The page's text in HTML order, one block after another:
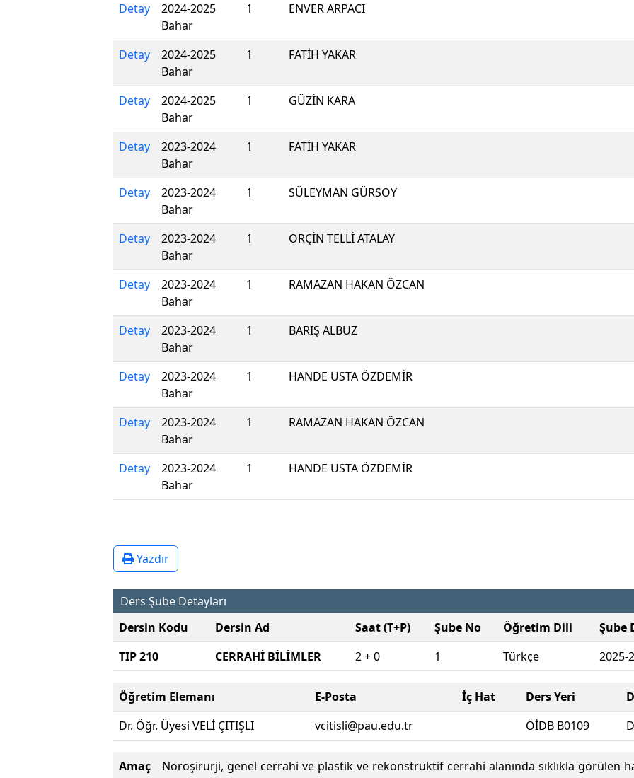
Detay
2024-2025
Bahar
1 ENVER ARPACI
Detay
2024-2025
Bahar
1 FATİH YAKAR
Detay
2024-2025
Bahar
1 GÜZİN KARA
Detay
2023-2024
Bahar
1 FATİH YAKAR
Detay
2023-2024
Bahar
1 SÜLEYMAN GÜRSOY
Detay
2023-2024
Bahar
1 ORÇİN TELLİ ATALAY
Detay
2023-2024
Bahar
1 RAMAZAN HAKAN ÖZCAN
Detay
2023-2024
Bahar
1 BARIŞ ALBUZ
Detay
2023-2024
Bahar
1 HANDE USTA ÖZDEMİR
Detay
2023-2024
Bahar
1 RAMAZAN HAKAN ÖZCAN
Detay
2023-2024
Bahar
1 HANDE USTA ÖZDEMİR
Yazdır
Ders Şube Detayları
Dersin Kodu
Dersin Ad Saat (T+P) Şube No Öğretim Dili Şube
TIP 210
CERRAHİ BİLİMLER 2 + 0 1 Türkçe 2025-
Öğretim Elemanı E-Posta İç Hat Ders Yeri
Dr. Öğr. Üyesi VELİ ÇITIŞLI
vcitisli@pau.edu.tr ÖİDB B0109
Amaç
Nöroşirurji, genel cerrahi ve plastik ve rekonstrüktif cerrahi alanında sıklıkla görülen